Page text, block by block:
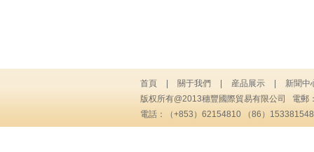
首頁 關于我們 産品展示
新聞中
版权所有@2013穗豐國際貿易有限公司 電郵
電話：（+853）62154810 （86）